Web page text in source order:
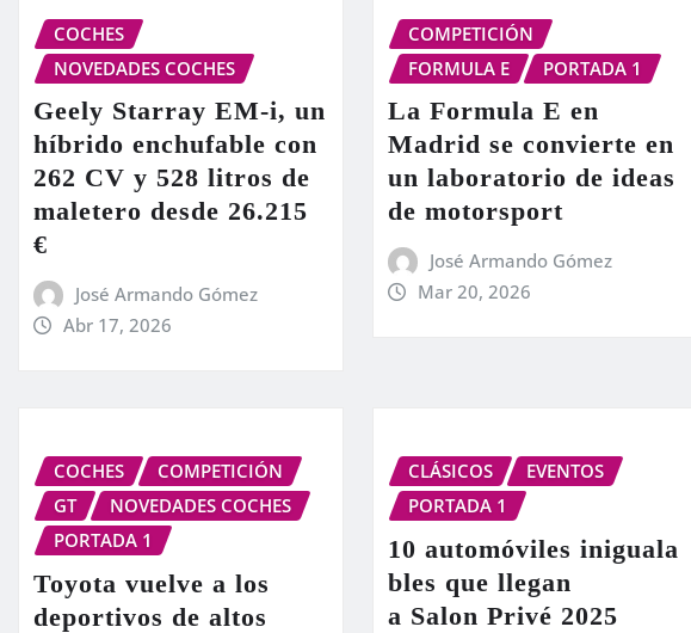
COCHES
NOVEDADES COCHES
Geely Starray EM-i, un
híbrido enchufable con
262 CV y 528 litros de
maletero desde 26.215
€
José Armando Gómez
Abr 17, 2026
COMPETICIÓN
FORMULA E
PORTADA 1
La Formula E en
Madrid se convierte en
un laboratorio de ideas
de motorsport
José Armando Gómez
Mar 20, 2026
COCHES
COMPETICIÓN
GT
NOVEDADES COCHES
PORTADA 1
Toyota vuelve a los
deportivos de altos
CLÁSICOS
EVENTOS
PORTADA 1
10 automóviles iniguala
bles que llegan
a Salon Privé 2025